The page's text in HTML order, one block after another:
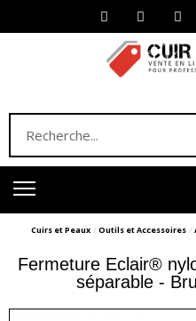
Cuirs et Peaux Outils et Accessoires
Fermeture Eclair®
séparable -